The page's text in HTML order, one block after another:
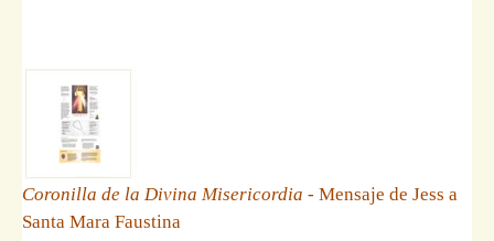
Coronilla de la Divina Misericordia - Mensaje de Jess a
Santa Mara Faustina